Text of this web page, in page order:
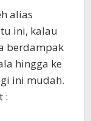
alias
ini, kalau
berdampak
hingga ke
ini mudah.
: